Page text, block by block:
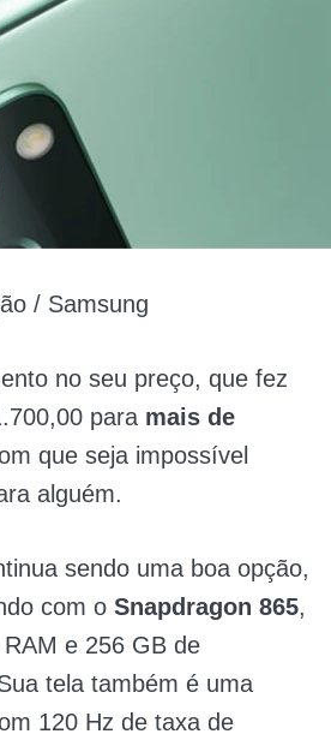
/ Samsung
no seu preço, que fez
para mais de
que seja impossível
alguém.
sendo uma boa opção,
com o Snapdragon 865,
e 256 GB de
tela também é uma
120 Hz de taxa de